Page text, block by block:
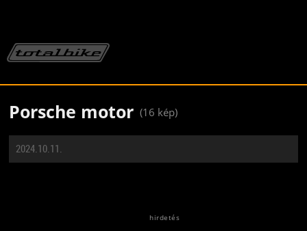
Porsche motor (16 kép)
2024.10.11.